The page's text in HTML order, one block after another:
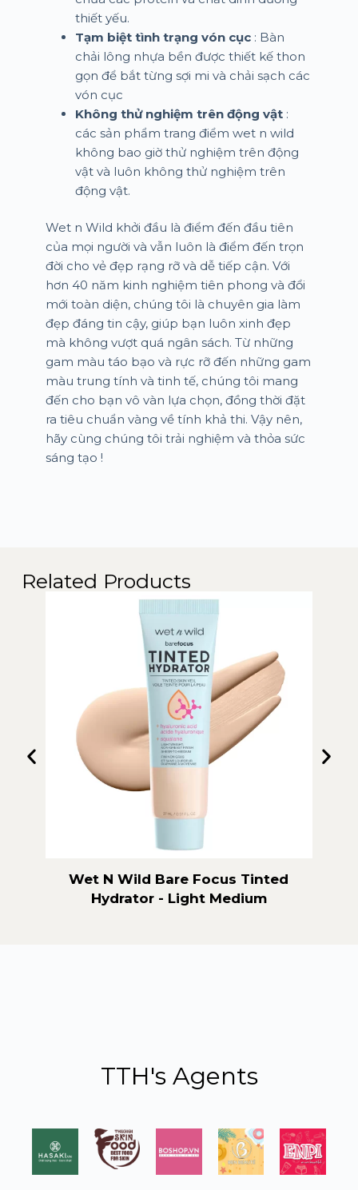
thiết yếu.
Tạm biệt tình trạng vón cục : Bàn
chải lông nhựa bền được thiết kế thon
gọn để bắt từng sợi mi và chải sạch các
vón cục
Không thử nghiệm trên động vật :
các sản phẩm trang điểm wet n wild
không bao giờ thử nghiệm trên động
vật và luôn không thử nghiệm trên
động vật.
Wet n Wild khởi đầu là điểm đến đầu tiên
của mọi người và vẫn luôn là điểm đến trọn
đời cho vẻ đẹp rạng rỡ và dễ tiếp cận. Với
hơn 40 năm kinh nghiệm tiên phong và đổi
mới toàn diện, chúng tôi là chuyên gia làm
đẹp đáng tin cậy, giúp bạn luôn xinh đẹp
mà không vượt quá ngân sách. Từ những
gam màu táo bạo và rực rỡ đến những gam
màu trung tính và tinh tế, chúng tôi mang
đến cho bạn vô vàn lựa chọn, đồng thời đặt
ra tiêu chuẩn vàng về tính khả thi. Vậy nên,
hãy cùng chúng tôi trải nghiệm và thỏa sức
sáng tạo !
Related Products
Wet N Wild Bare Focus Tinted
Hydrator - Light
TTH's Agents